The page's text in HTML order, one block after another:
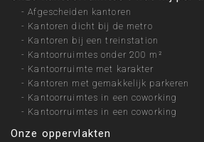
-Afgescheiden kantoren
- Kantoren dicht bij de metro
- Kantoren bij een treinstation
- Kantoorruimtes onder 200 m²
- Kantoorruimte met karakter
- Kantoren met gemakkelijk parkeren
- Kantoorruimtes in een coworking
- Kantoorruimtes in een coworking
Onze oppervlakten